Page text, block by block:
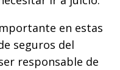
en estas
seguros del
responsable de